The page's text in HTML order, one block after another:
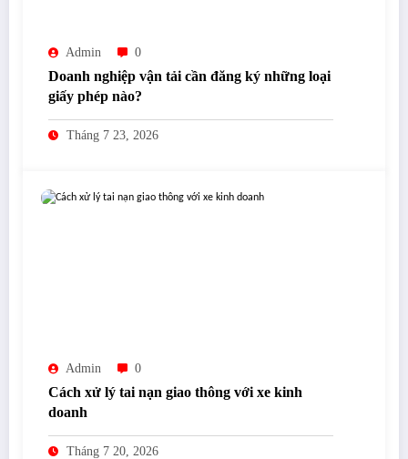
Admin 0
Doanh nghiệp vận tải cần đăng ký những loại
giấy phép nào?
Tháng 7 23, 2026
Admin 0
Cách xử lý tai nạn giao thông với xe kinh
doanh
Tháng 7 20, 2026